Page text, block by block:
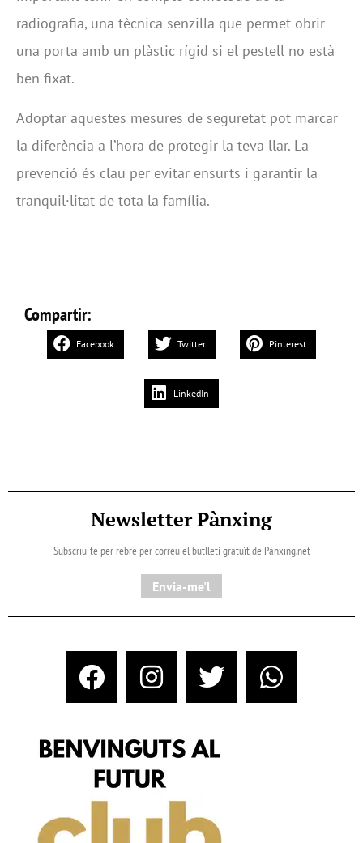
radiografia, una tècnica senzilla que permet obrir
una porta amb un plàstic rígid si el pestell no està
ben fixat.
Adoptar aquestes mesures de seguretat pot marcar
la diferència a l’hora de protegir la teva llar. La
prevenció és clau per evitar ensurts i garantir la
tranquil·litat de tota la família.
Compartir:
Facebook Twitter Pinterest
LinkedIn
Newsletter Pànxing
Subscriu-te per rebre per correu el butlletí gratuït de Pànxing.net​
Envia-me'l